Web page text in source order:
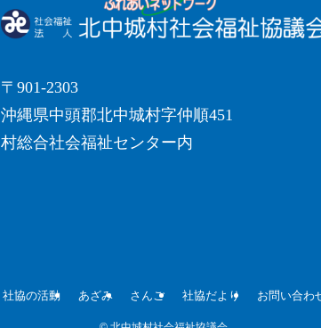
〒901-2303
沖縄県中頭郡北中城村字仲順451
村総合社会福祉センター内
社協の活動 あざみ さんご 社協だより お問い合わ